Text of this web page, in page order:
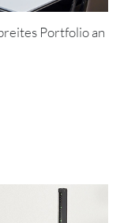
Portfolio an